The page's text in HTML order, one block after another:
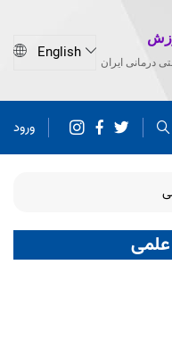
درمانی ایران
ورود